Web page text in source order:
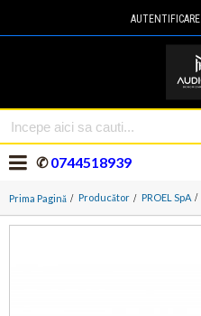
AUTENTIFICARE
✆0744518939
Prima Pagină Producător PROEL SpA